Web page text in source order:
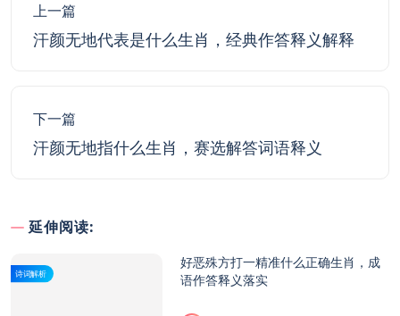
上一篇
汗颜无地代表是什么生肖，经典作答释义解释
下一篇
汗颜无地指什么生肖，赛选解答词语释义
延伸阅读:
诗词解析
好恶殊方打一精准什么正确生肖，成
语作答释义落实